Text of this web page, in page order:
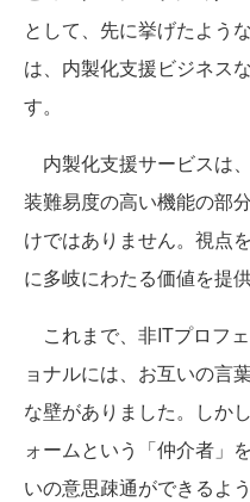
として、先に挙げたよう
は、内製化支援ビジネス
す。
内製化支援サービスは
装難易度の高い機能の部
けではありません。視点
に多岐にわたる価値を提
これまで、非ITプロフ
ョナルには、お互いの言
な壁がありました。しか
ォームという「仲介者」
いの意思疎通ができるよ